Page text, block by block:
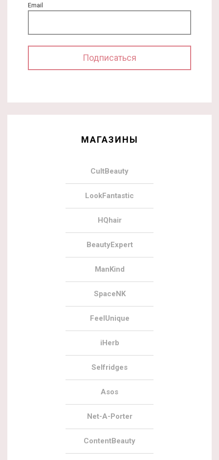
Email
МАГАЗИНЫ
CultBeauty
LookFantastic
HQhair
BeautyExpert
ManKind
SpaceNK
FeelUnique
iHerb
Selfridges
Asos
Net-A-Porter
ContentBeauty